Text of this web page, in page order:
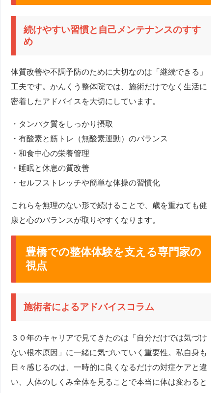
続けやすい習慣と自己メンテナンスのすす
め
体質改善や不調予防のために大切なのは「継続できる」
工夫です。かんくう整体院では、施術だけでなく生活に
密着したアドバイスを大切にしています。
・タンパク質をしっかり摂取
・有酸素と筋トレ（無酸素運動）のバランス
・和食中心の栄養管理
・睡眠と休息の質改善
・セルフストレッチや簡単な体操の習慣化
これらを無理のない形で続けることで、歳を重ねても健
康と心のバランスが取りやすくなります。
豊橋での整体体験を支える専門家の
視点
施術者によるアドバイスコラム
３０年のキャリアで見てきたのは「自分だけでは気づけ
ない根本原因」に一緒に気づいていく重要性。私自身も
日々感じるのは、一時的に良くなるだけの対症ケアと違
い、人体のしくみ全体を見ることで本当に体は変わると